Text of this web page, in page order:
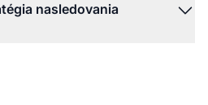
nasledovania